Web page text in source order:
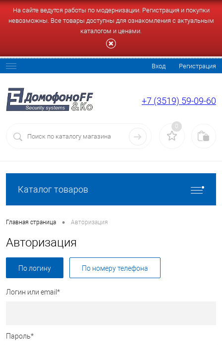
На сайте ведутся работы по модернизации. Регистрация и покупки
невозможны. Все товары доступны для ознакомления с актуальным
каталогом и ценами.
Вход Регистрация
+7 (3519) 59-09-60
0
Каталог товаров
Главная страница • Авторизация
Авторизация
По логину По номеру телефона
Логин или email*
Пароль*